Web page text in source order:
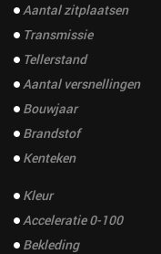
Aantal zitplaatsen
Transmissie
Tellerstand
Aantal versnellingen
Bouwjaar
Brandstof
Kenteken
Kleur
Acceleratie 0-100
Bekleding